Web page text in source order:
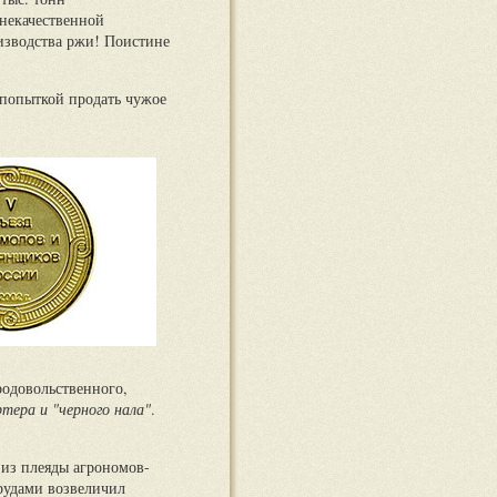
ржи! Поистине
продать чужое
и "черного нала".
плеяды агрономов-
возвеличил